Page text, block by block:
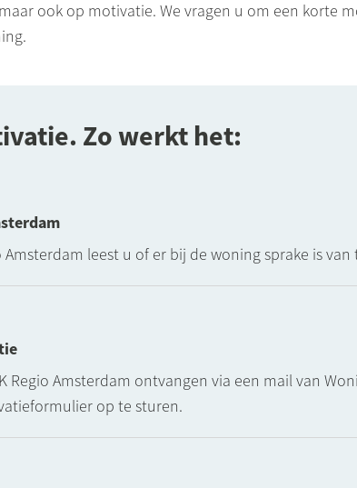
ook op motivatie. We vragen u om een korte
Zo werkt het:
Amsterdam leest u of er bij de woning sprake is
Regio Amsterdam ontvangen via een mail van
op te sturen.